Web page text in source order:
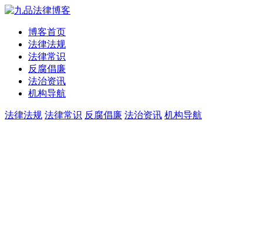
博客首页
法律法规
法律常识
反腐倡廉
法治资讯
机构导航
法律法规 法律常识 反腐倡廉 法治资讯 机构导航